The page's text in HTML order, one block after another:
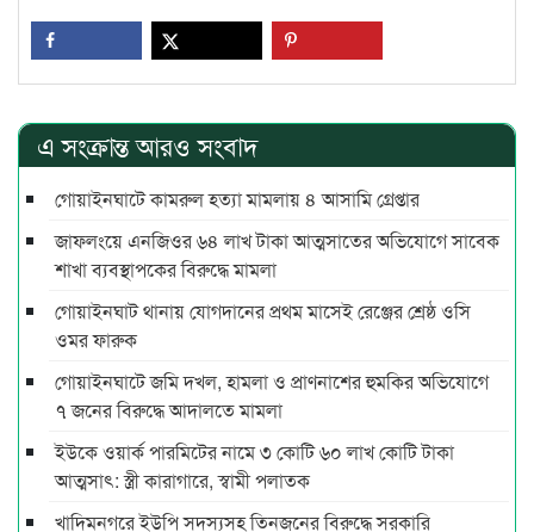
এ সংক্রান্ত আরও সংবাদ
গোয়াইনঘাটে কামরুল হত্যা মামলায় ৪ আসামি গ্রেপ্তার
জাফলংয়ে এনজিওর ৬৪ লাখ টাকা আত্মসাতের অভিযোগে সাবেক
শাখা ব্যবস্থাপকের বিরুদ্ধে মামলা
গোয়াইনঘাট থানায় যোগদানের প্রথম মাসেই রেঞ্জের শ্রেষ্ঠ ওসি
ওমর ফারুক
গোয়াইনঘাটে জমি দখল, হামলা ও প্রাণনাশের হুমকির অভিযোগে
৭ জনের বিরুদ্ধে আদালতে মামলা
ইউকে ওয়ার্ক পারমিটের নামে ৩ কোটি ৬০ লাখ কোটি টাকা
আত্মসাৎ: স্ত্রী কারাগারে, স্বামী পলাতক
খাদিমনগরে ইউপি সদস্যসহ তিনজনের বিরুদ্ধে সরকারি